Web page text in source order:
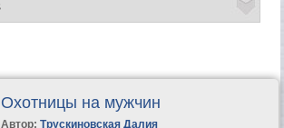
Охотницы на мужчин
Автор: Трускиновская Далия